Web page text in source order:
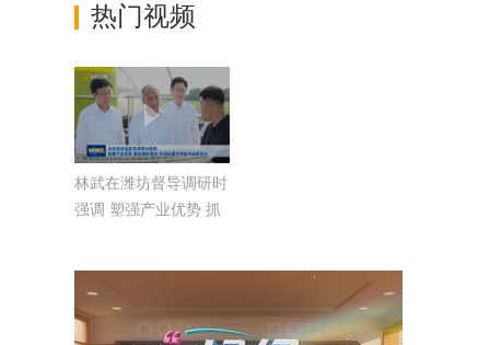
热门视频
林武在潍坊督导调研时
强调 塑强产业优势 抓